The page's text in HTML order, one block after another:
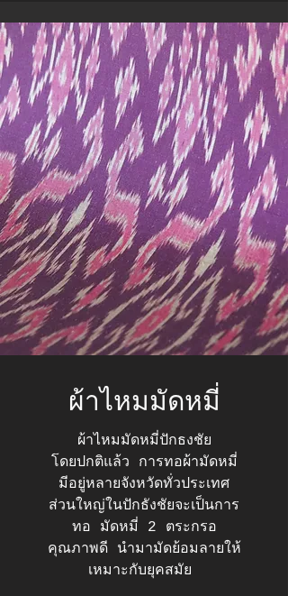
ผ้าไหมมัดหมี่
ผ้าไหมมัดหมี่ปักธงชัย
​โดยปกติแล้ว การทอผ้ามัดหมี่
มีอยู่หลายจังหวัดทั่วประเทศ
ส่วนใหญ่ในปักธังชัยจะเป็นการ
ทอ มัดหมี่ 2 ตระกรอ
คุณภาพดี นำมามัดย้อมลายให้
เหมาะกับยุคสมัย